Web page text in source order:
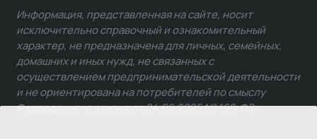
Информация, представленная на сайте, носит
исключительно справочный и ознакомительный
характер, не предназначена для личных, семейных,
домашних и иных нужд, не связанных с
осуществлением предпринимательской деятельности
и не ориентирована на потребителей по смыслу
Федерального закона от 24.06.2025 № 168-ФЗ.